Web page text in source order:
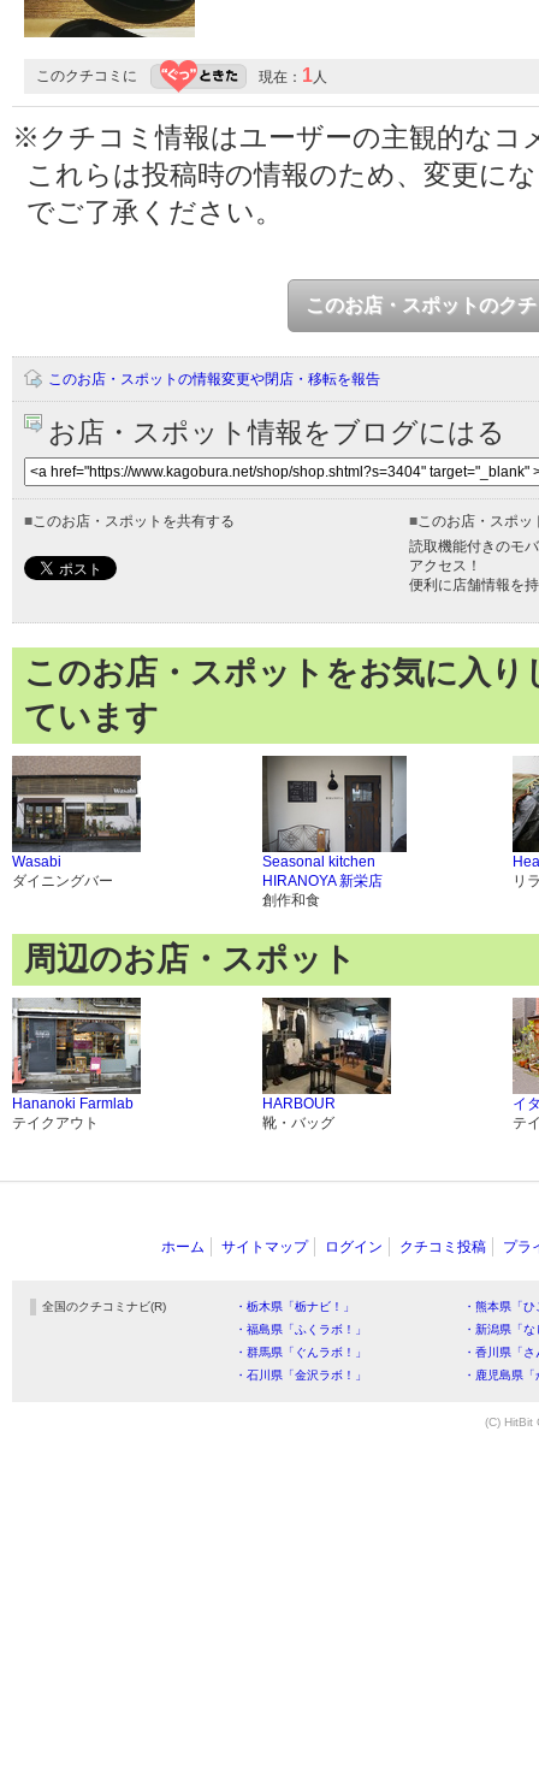
このクチコミに 現在： 1人
※クチコミ情報はユーザーの主観的なコ
これらは投稿時の情報のため、変更に
でご了承ください。
このお店・スポットのク
このお店・スポットの情報変更や閉店・移転を報告
お店・スポット情報をブログにはる
■このお店・スポットを共有する ■このお店・スポッ
読取機能付きのモ
アクセス！
便利に店舗情報を
このお店・スポットをお気に入
ています
Wasabi
ダイニングバー
Seasonal kitchen
HIRANOYA 新栄店
創作和食
リ
周辺のお店・スポット
Hananoki Farmlab
テイクアウト
HARBOUR
靴・バッグ
イ
テ
ホーム サイトマップ ログイン クチコミ投稿 プラ
全国のクチコミナビ(R) ・栃木県「栃ナビ！」
・熊本県「
・福島県「ふくラボ！」
・新潟県「
・群馬県「ぐんラボ！」
・香川県「
・石川県「金沢ラボ！」
・鹿児島県
(C) HitBit